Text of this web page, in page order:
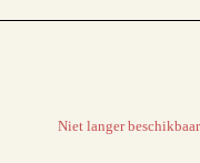
Niet langer beschikbaar